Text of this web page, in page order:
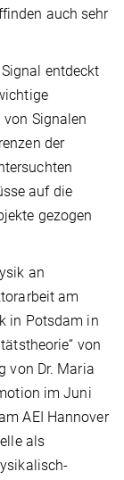
auch sehr
entdeckt
von Signalen
der
auf die
gezogen
an
am
in Potsdam in
von
von Dr. Maria
im Juni
AEI Hannover
als